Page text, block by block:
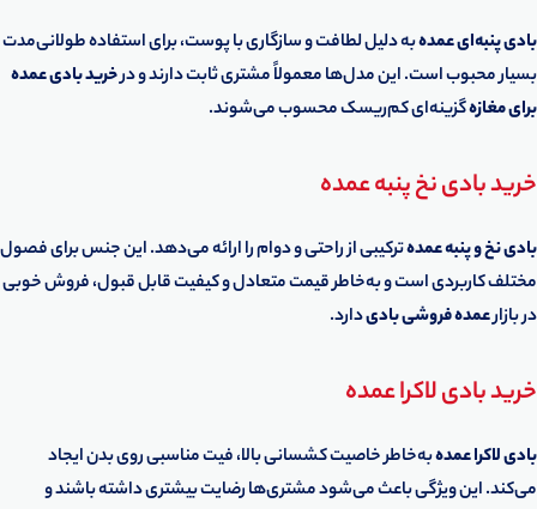
بادی پنبه‌ای عمدهبه دلیل لطافت و سازگاری با پوست، برای استفاده طولانی‌مدت
بسیار محبوب است. این مدل‌ها معمولاً مشتری ثابت دارند و درخرید بادی عمده
برای مغازهگزینه‌ای کم‌ریسک محسوب می‌شوند.
خرید بادی نخ پنبه عمده
بادی نخ و پنبه عمدهترکیبی از راحتی و دوام را ارائه می‌دهد. این جنس برای فصول
مختلف کاربردی است و به‌خاطر قیمت متعادل و کیفیت قابل قبول، فروش خوبی
در بازارعمده فروشی بادیدارد.
خرید بادی لاکرا عمده
بادی لاکرا عمدهبه‌خاطر خاصیت کشسانی بالا، فیت مناسبی روی بدن ایجاد
می‌کند. این ویژگی باعث می‌شود مشتری‌ها رضایت بیشتری داشته باشند و